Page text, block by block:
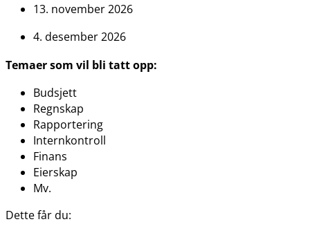
13. november 2026
4. desember 2026
Temaer som vil bli tatt opp:
Budsjett
Regnskap
Rapportering
Internkontroll
Finans
Eierskap
Mv.
Dette får du: